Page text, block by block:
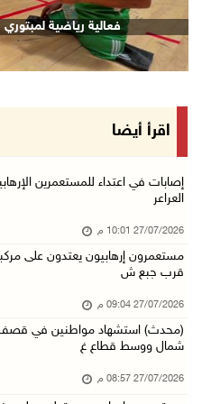
فعالية رياضية
اقرأ أيضا
إصابات في اعتداء للمستعمرين
العراعر
27/07/2026 10:01 م
مستعمرون إرهابيون يعتدون على
قرب جبع ش
27/07/2026 09:04 م
(محدث) استشهاد مواطنين في قصف
شمال ووسط قطاع غ
27/07/2026 08:57 م